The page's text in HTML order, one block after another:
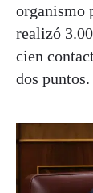
organismo
realizó
cien
dos puntos.